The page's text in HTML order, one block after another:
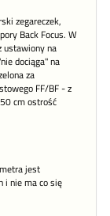
zegareczek,
Back Focus. W
ustawiony na
dociąga" na
za
FF/BF - z
cm ostrość
jest
i nie ma co się